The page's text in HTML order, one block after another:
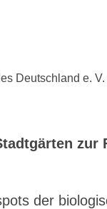
Deutschland e.
zur
der